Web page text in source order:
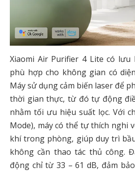
Xiaomi Air Purifier 4 Lite có lưu
phù hợp cho không gian có
Máy sử dụng cảm biến laser để
thời gian thực, từ đó tự động
nhằm tối ưu hiệu suất lọc. Với
Mode), máy có thể tự thích nghi
khí trong phòng, giúp duy trì
không cần thao tác thủ công.
động chỉ từ 33 – 61 dB, đảm